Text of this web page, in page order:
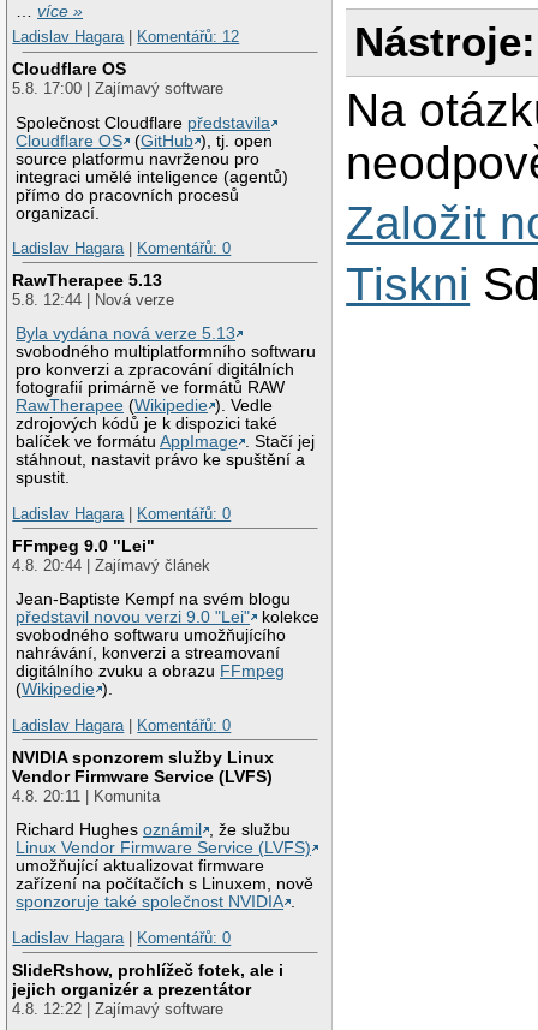
…více »
Ladislav Hagara| Komentářů: 12
Cloudflare OS
5.8. 17:00 | Zajímavý software
Společnost Cloudflare představila
Cloudflare OS
(GitHub ), tj. open
source platformu navrženou pro
integraci umělé inteligence (agentů)
přímo do pracovních procesů
organizací.
Ladislav Hagara| Komentářů: 0
RawTherapee 5.13
5.8. 12:44 | Nová verze
Byla vydána nová verze 5.13
svobodného multiplatformního softwaru
pro konverzi a zpracování digitálních
fotografií primárně ve formátů RAW
RawTherapee (Wikipedie ). Vedle
zdrojových kódů je k dispozici také
balíček ve formátuAppImage . Stačí jej
stáhnout, nastavit právo ke spuštění a
spustit.
Ladislav Hagara| Komentářů: 0
FFmpeg 9.0 "Lei"
4.8. 20:44 | Zajímavý článek
Jean-Baptiste Kempf na svém blogu
představil novou verzi 9.0 "Lei"
kolekce
svobodného softwaru umožňujícího
nahrávání, konverzi a streamovaní
digitálního zvuku a obrazu FFmpeg
(Wikipedie ).
Ladislav Hagara| Komentářů: 0
NVIDIA sponzorem služby Linux
Vendor Firmware Service (LVFS)
4.8. 20:11 | Komunita
Richard Hughesoznámil
, že službu
Linux Vendor Firmware Service (LVFS)
umožňující aktualizovat firmware
zařízení na počítačích s Linuxem, nově
sponzoruje také společnost NVIDIA .
Ladislav Hagara| Komentářů: 0
SlideRshow, prohlížeč fotek, ale i
jejich organizér a prezentátor
4.8. 12:22 | Zajímavý software
Nástroje:
Na
Založit
Tiskni